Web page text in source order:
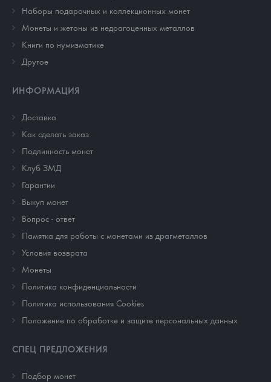
Наборы подарочных и коллекционных монет
Монеты и жетоны из недрагоценных металлов
Книги по нумизматике
Другое
ИНФОРМАЦИЯ
Доставка
Как сделать заказ
Подлинность монет
Клуб ЗМД
Гарантии
Выкуп монет
Вопрос - ответ
Памятка для работы с монетами из драгметаллов
Условия возврата
Монеты
Политика конфиденциальности
Политика использования Cookies
Положение по обработке и защите персональных данных
СПЕЦ ПРЕДЛОЖЕНИЯ
Подбор монет